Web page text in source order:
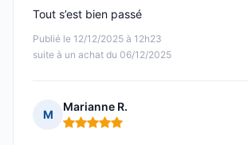
Publié le 12/12/2025 à 12h23
suite à un achat du 06/12/2025
Tout s’est bien passé
M
Marianne R.
Note : 5 sur 5